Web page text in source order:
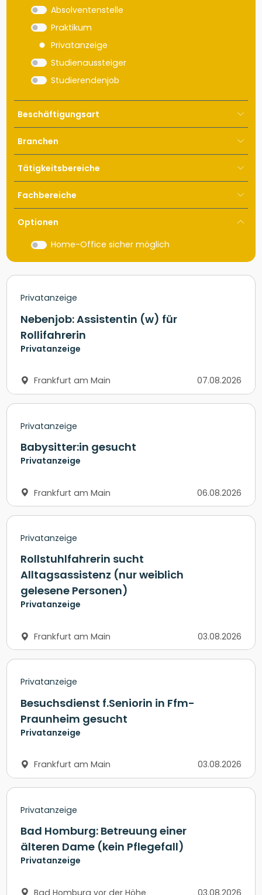
Absolventenstelle
Praktikum
Privatanzeige
Studienaussteiger
Studierendenjob
Beschäftigungsart
Branchen
Tätigkeitsbereiche
Fachbereiche
Optionen
Home-Office sicher möglich
Privatanzeige
Nebenjob: Assistentin (w) für
Rollifahrerin
Privatanzeige
Frankfurt am Main 07.08.2026
Privatanzeige
Babysitter:in gesucht
Privatanzeige
Frankfurt am Main 06.08.2026
Privatanzeige
Rollstuhlfahrerin sucht
Alltagsassistenz (nur weiblich
gelesene Personen)
Privatanzeige
Frankfurt am Main 03.08.2026
Privatanzeige
Besuchsdienst f.Seniorin in Ffm-
Praunheim gesucht
Privatanzeige
Frankfurt am Main 03.08.2026
Privatanzeige
Bad Homburg: Betreuung einer
älteren Dame (kein Pflegefall)
Privatanzeige
Bad Homburg vor der Höhe 03.08.2026